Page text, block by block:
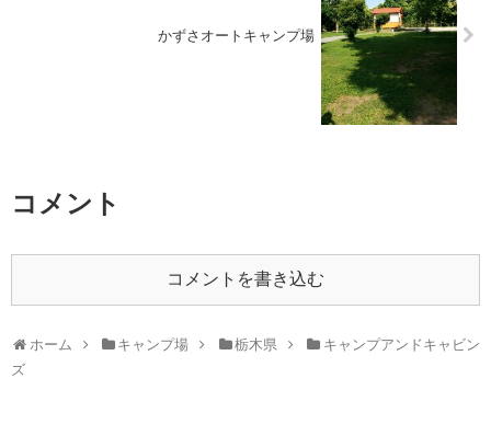
かずさオートキャンプ場
コメント
コメントを書き込む
ホーム キャンプ場 栃木県
キャンプアンドキャビン
ズ